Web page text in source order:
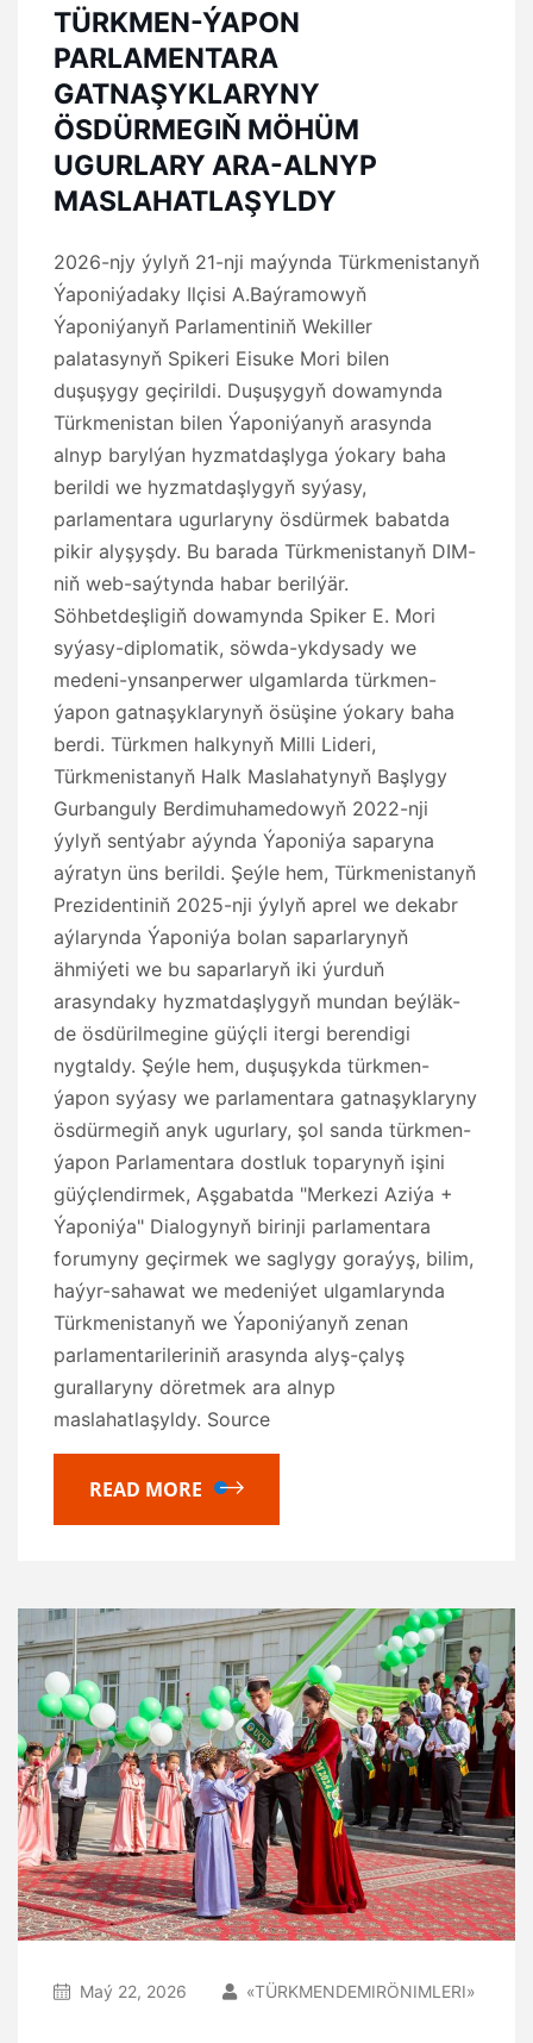
TÜRKMEN-ÝAPON
PARLAMENTARA
GATNAŞYKLARYNY
ÖSDÜRMEGIŇ MÖHÜM
UGURLARY ARA-ALNYP
MASLAHATLAŞYLDY
2026-njy ýylyň 21-nji maýynda Türkmenistanyň
Ýaponiýadaky Ilçisi A.Baýramowyň
Ýaponiýanyň Parlamentiniň Wekiller
palatasynyň Spikeri Eisuke Mori bilen
duşuşygy geçirildi. Duşuşygyň dowamynda
Türkmenistan bilen Ýaponiýanyň arasynda
alnyp barylýan hyzmatdaşlyga ýokary baha
berildi we hyzmatdaşlygyň syýasy,
parlamentara ugurlaryny ösdürmek babatda
pikir alyşyşdy. Bu barada Türkmenistanyň DIM-
niň web-saýtynda habar berilýär.
Söhbetdeşligiň dowamynda Spiker E. Mori
syýasy-diplomatik, söwda-ykdysady we
medeni-ynsanperwer ulgamlarda türkmen-
ýapon gatnaşyklarynyň ösüşine ýokary baha
berdi. Türkmen halkynyň Milli Lideri,
Türkmenistanyň Halk Maslahatynyň Başlygy
Gurbanguly Berdimuhamedowyň 2022-nji
ýylyň sentýabr aýynda Ýaponiýa saparyna
aýratyn üns berildi. Şeýle hem, Türkmenistanyň
Prezidentiniň 2025-nji ýylyň aprel we dekabr
aýlarynda Ýaponiýa bolan saparlarynyň
ähmiýeti we bu saparlaryň iki ýurduň
arasyndaky hyzmatdaşlygyň mundan beýläk-
de ösdürilmegine güýçli itergi berendigi
nygtaldy. Şeýle hem, duşuşykda türkmen-
ýapon syýasy we parlamentara gatnaşyklaryny
ösdürmegiň anyk ugurlary, şol sanda türkmen-
ýapon Parlamentara dostluk toparynyň işini
güýçlendirmek, Aşgabatda "Merkezi Aziýa +
Ýaponiýa" Dialogynyň birinji parlamentara
forumyny geçirmek we saglygy goraýyş, bilim,
haýyr-sahawat we medeniýet ulgamlarynda
Türkmenistanyň we Ýaponiýanyň zenan
parlamentarileriniň arasynda alyş-çalyş
gurallaryny döretmek ara alnyp
maslahatlaşyldy. Source
READ MORE
Maý 22, 2026 «TÜRKMENDEMIRÖNIMLERI»